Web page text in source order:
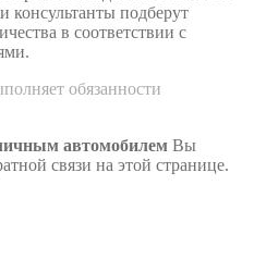
подберут
в соответствии с
обязанности
автомобилем Вы
связи на этой странице.